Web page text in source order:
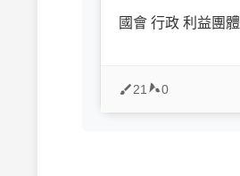
國會 行政 利益團體
21 0